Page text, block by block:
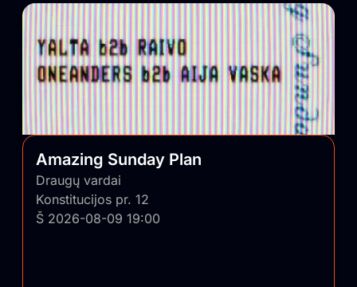
Amazing Sunday Plan
Draugų vardai
Konstitucijos pr. 12
Š 2026-08-09 19:00